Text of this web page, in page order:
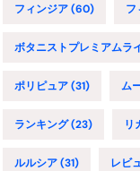
フィンジア(60) フ
ボタニストプレミアムラ
ポリピュア(31) ム
ランキング(23) リ
ルルシア(31) レビ